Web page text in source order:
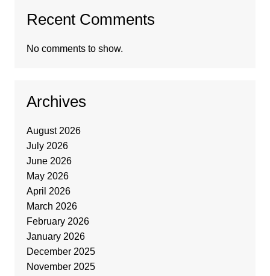
Recent Comments
No comments to show.
Archives
August 2026
July 2026
June 2026
May 2026
April 2026
March 2026
February 2026
January 2026
December 2025
November 2025